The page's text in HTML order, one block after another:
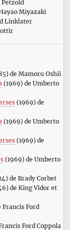
Miyazaki
Linklater
de Mamoru Oshii
(1969) de Umberto
(1969) de
(1969) de Umberto
(1969) de
(1969) de Umberto
de Brady Corbet
de King Vidor et
Francis Ford
Ford Coppola